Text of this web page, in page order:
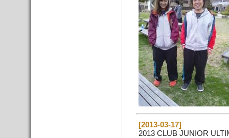
[2013-03-17]
2013 CLUB JUNIOR